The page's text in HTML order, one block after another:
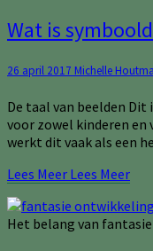
Wat is
26 april 2017 Michelle
De taal van beelden
voor zowel kinderen en
werkt dit vaak als een
Lees Meer Lees Meer
Het belang van